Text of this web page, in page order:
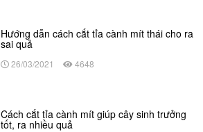
Hướng dẫn cách cắt tỉa cành mít thái cho ra
sai quả
26/03/2021 4648
Cách cắt tỉa cành mít giúp cây sinh trưởng
tốt, ra nhiều quả